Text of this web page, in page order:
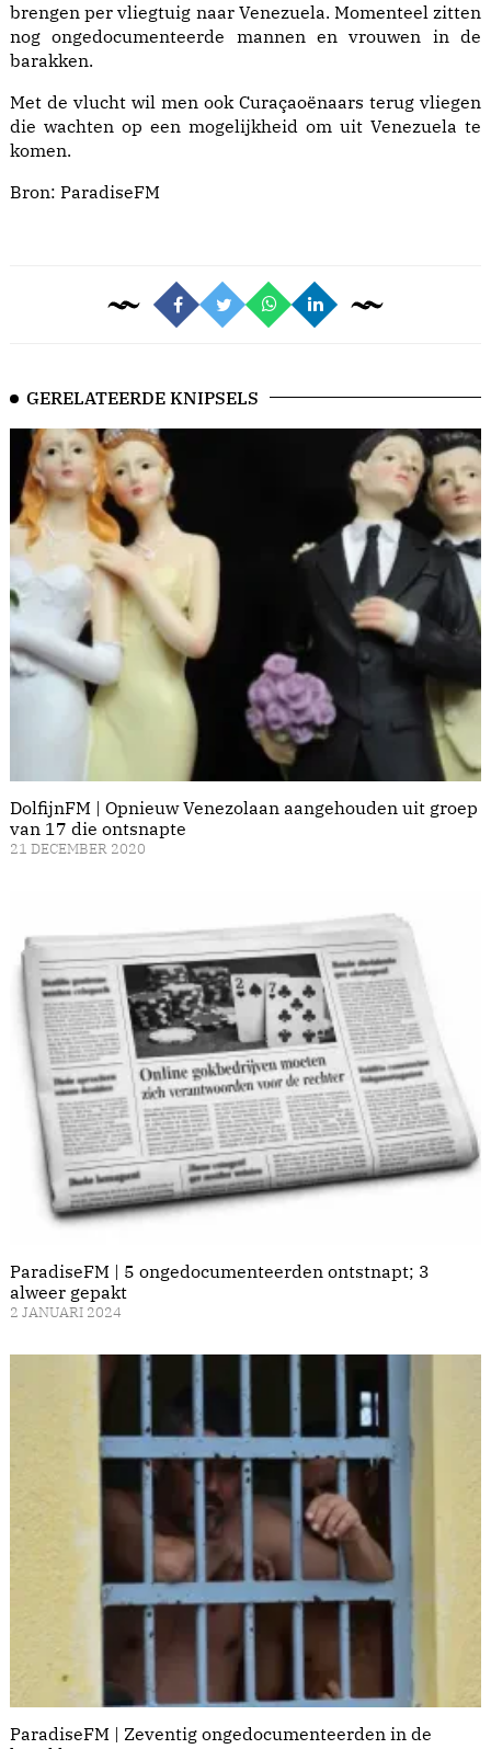
brengen per vliegtuig naar Venezuela. Momenteel zitten
nog ongedocumenteerde mannen en vrouwen in de
barakken.
Met de vlucht wil men ook Curaçaoënaars terug vliegen
die wachten op een mogelijkheid om uit Venezuela te
komen.
Bron: ParadiseFM
GERELATEERDE KNIPSELS
DolfijnFM | Opnieuw Venezolaan aangehouden uit groep
van 17 die ontsnapte
21 DECEMBER 2020
ParadiseFM | 5 ongedocumenteerden ontstnapt; 3
alweer gepakt
2 JANUARI 2024
ParadiseFM | Zeventig ongedocumenteerden in de